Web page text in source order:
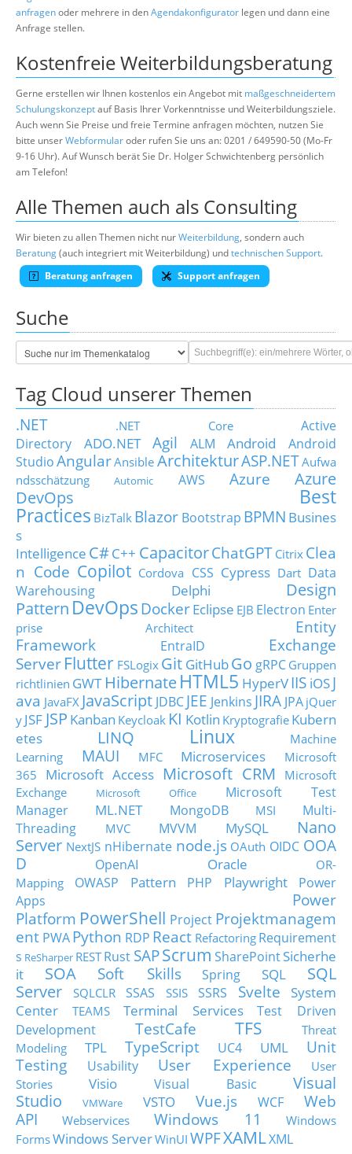
anfragenoder mehrere in denAgendakonfigurator legen und dann eine
Anfrage stellen.
Kostenfreie Weiterbildungsberatung
Gerne erstellen wir Ihnen kostenlos ein Angebot mit maßgeschneidertem
Schulungskonzeptauf Basis Ihrer Vorkenntnisse und Weiterbildungsziele.
Auch wenn Sie Preise und freie Termine anfragen möchten, nutzen Sie
bitte unserWebformularoder rufen Sie uns an: 0201 / 649590-50 (Mo-Fr
9-16 Uhr). Auf Wunsch berät Sie Dr. Holger Schwichtenberg persönlich
am Telefon!
Alle Themen auch als Consulting
Wir bieten zu allen Themen nicht nurWeiterbildung, sondern auch
Beratung(auch integriert mit Weiterbildung) undtechnischen Support.
Beratung anfragen
Support anfragen
Suche
Tag Cloud unserer Themen
.NET .NET Core
Active
Directory
ADO.NET Agil ALM Android
Android
StudioAngularAnsible ArchitekturASP.NETAufwa
ndsschätzung
Automic AWS Azure
Azure
DevOps
Best
Practices BizTalk Blazor Bootstrap BPMN Busines
s
Intelligence C#C++ CapacitorChatGPT Citrix Clea
n Code Copilot Cordova CSS Cypress Dart Data
Warehousing
Delphi
Design
Pattern DevOps DockerEclipse EJB Electron Enter
prise Architect
Entity
Framework
EntraID
Exchange
Server Flutter FSLogix Git GitHubGo gRPC Gruppen
richtlinien GWT HibernateHTML5 HyperVIIS iOSJ
ava JavaFX JavaScript JDBC JEE Jenkins JIRA JPA jQuer
y JSF JSP Kanban Keycloak KI Kotlin Kryptografie Kubern
etes
LINQ Linux
Machine
Learning
MAUI MFC Microservices
Microsoft
365
Microsoft Access Microsoft CRM
Microsoft
Exchange
Microsoft Office
Microsoft Test
Manager
ML.NET MongoDB MSI
Multi-
Threading
MVC MVVM MySQL
Nano
Server NextJS nHibernate node.js OAuth OIDC OOA
D
OpenAI Oracle
OR-
Mapping
OWASP Pattern PHP Playwright
Power
Apps
Power
Platform PowerShell Project Projektmanagem
ent PWA Python RDP React Refactoring Requirement
s ReSharper RESTRust SAPScrum SharePointSicherhe
it
SOA Soft Skills Spring SQL
SQL
Server
SQLCLR SSAS SSIS SSRS Svelte
System
Center
TEAMS Terminal Services
Test Driven
Development
TestCafe TFS
Threat
Modeling
TPL TypeScript UC4 UML
Unit
Testing
Usability User Experience
User
Stories
Visio Visual Basic
Visual
Studio
VMWare VSTO Vue.js WCF
Web
API
Webservices Windows 11
Windows
FormsWindows ServerWinUI WPFXAMLXML